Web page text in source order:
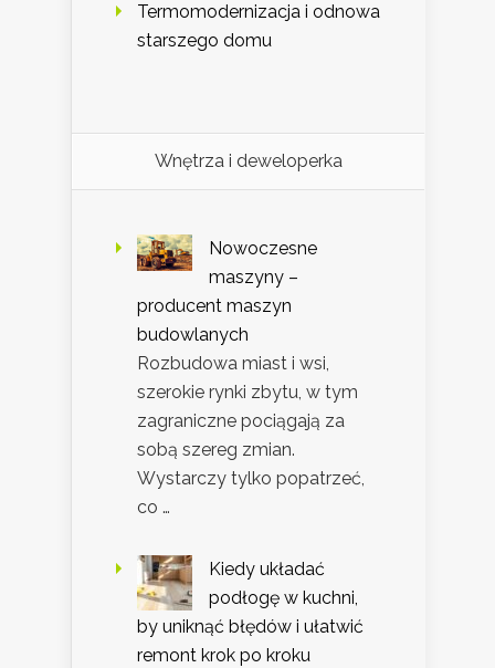
Termomodernizacja i odnowa
starszego domu
Wnętrza i deweloperka
Nowoczesne
maszyny –
producent maszyn
budowlanych
Rozbudowa miast i wsi,
szerokie rynki zbytu, w tym
zagraniczne pociągają za
sobą szereg zmian.
Wystarczy tylko popatrzeć,
co …
Kiedy układać
podłogę w kuchni,
by uniknąć błędów i ułatwić
remont krok po kroku